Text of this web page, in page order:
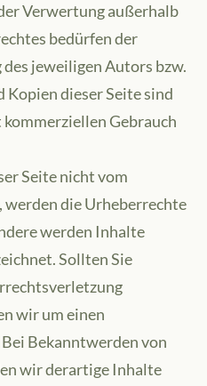
Verwertung außerhalb
bedürfen der
jeweiligen Autors bzw.
dieser Seite sind
Gebrauch
Seite nicht vom
die Urheberrechte
werden Inhalte
Sollten Sie
wir um einen
Bekanntwerden von
wir derartige Inhalte